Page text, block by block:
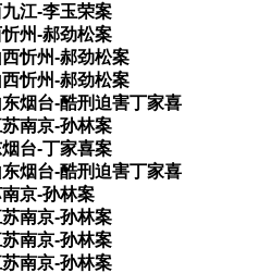
江-李玉荣案
州-郝劲松案
忻州-郝劲松案
忻州-郝劲松案
烟台-酷刑迫害丁家喜
南京-孙林案
台-丁家喜案
烟台-酷刑迫害丁家喜
京-孙林案
南京-孙林案
南京-孙林案
南京-孙林案